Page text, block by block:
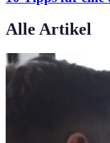
Alle Artikel